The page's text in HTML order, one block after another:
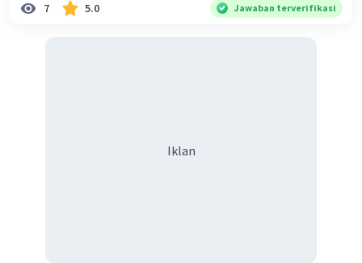
sekali jiwa sosial untuk diterapkan di lingkungan keluarga,
limpahan karuniaNya kita bisa berkumpul di sini. Kalimat
7 5.0 Jawaban terverifikasi
Iklan